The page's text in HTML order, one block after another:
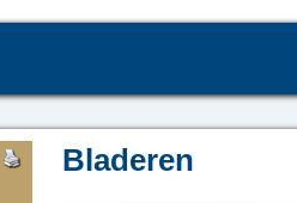
Bladeren